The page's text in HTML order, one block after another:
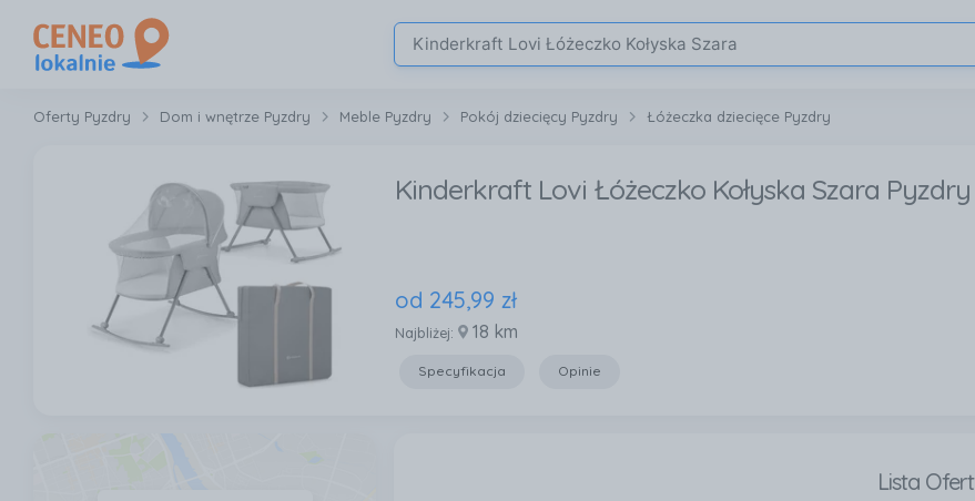
Oferty Pyzdry Dom i wnętrze Pyzdry Meble Pyzdry Pokój dziecięcy Pyzdry Łóżeczka dziecięce Pyzdry
Kinderkraft Lovi Łóżeczko Kołyska Szara Pyzdry
od 245,99 zł
Najbliżej: 18 km
Specyfikacja Opinie
Lista Ofert